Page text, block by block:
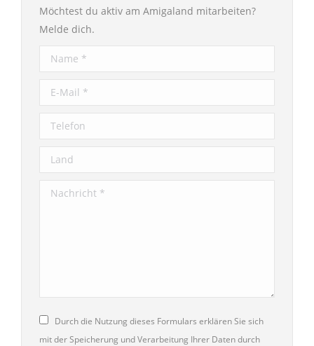
Möchtest du aktiv am Amigaland mitarbeiten?
Melde dich.
Name *
E-Mail *
Telefon
Land
Nachricht *
Durch die Nutzung dieses Formulars erklären Sie sich
mit der Speicherung und Verarbeitung Ihrer Daten durch